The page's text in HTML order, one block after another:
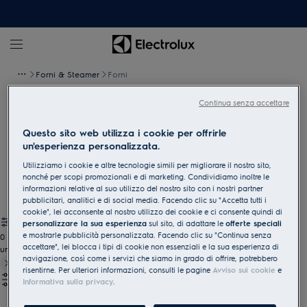
Forni & Steamer Forni
Forni
Il Suo complice perfetto, in ogni situazione. Grazie al supporto
ma anche più piacevole.
0
undefined
Questo sito web utilizza i cookie per offrirle
un'esperienza personalizzata.
Utilizziamo i cookie e altre tecnologie simili per migliorare il nostro sito,
nonché per scopi promozionali e di marketing. Condividiamo inoltre le
informazioni relative al suo utilizzo del nostro sito con i nostri partner
pubblicitari, analitici e di social media. Facendo clic su "Accetta tutti i
cookie", lei acconsente al nostro utilizzo dei cookie e ci consente quindi di
personalizzare la sua esperienza sul sito, di adattare leofferte speciali
e mostrarle pubblicità personalizzata. Facendo clic su "Continua senza
accettare", lei blocca i tipi di cookie non essenziali e la sua esperienza di
navigazione, così come i servizi che siamo in grado di offrire, potrebbero
risentirne. Per ulteriori informazioni, consulti le pagineAvviso sui cookie e
Informativa sulla privacy.
Continua senza accettare